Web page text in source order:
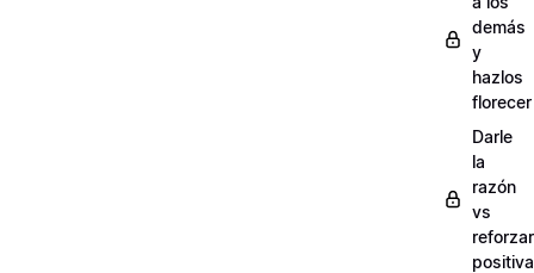
demás
y
hazlos
florecer
Darle
la
razón
vs
reforzar